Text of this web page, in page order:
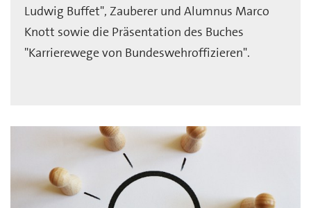
Ludwig Buffet", Zauberer und Alumnus Marco
Knott sowie die Präsentation des Buches
"Karrierewege von Bundeswehroffizieren".